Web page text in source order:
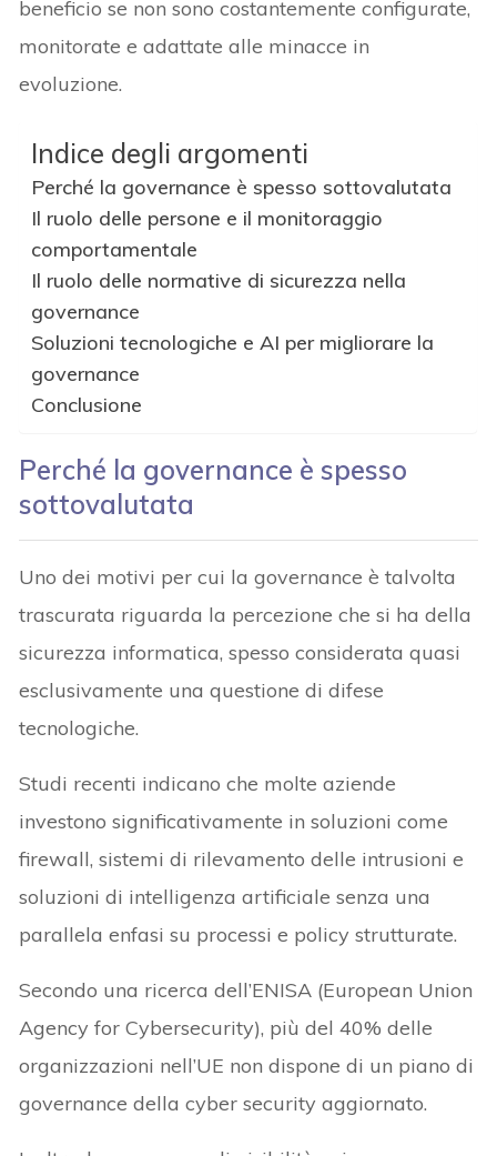
beneficio se non sono costantemente configurate,
monitorate e adattate alle minacce in
evoluzione.
Indice degli argomenti
Perché la governance è spesso sottovalutata
Il ruolo delle persone e il monitoraggio
comportamentale
Il ruolo delle normative di sicurezza nella
governance
Soluzioni tecnologiche e AI per migliorare la
governance
Conclusione
Perché la governance è spesso
sottovalutata
Uno dei motivi per cui la governance è talvolta
trascurata riguarda la percezione che si ha della
sicurezza informatica, spesso considerata quasi
esclusivamente una questione di difese
tecnologiche.
Studi recenti indicano che molte aziende
investono significativamente in soluzioni come
firewall, sistemi di rilevamento delle intrusioni e
soluzioni di intelligenza artificiale senza una
parallela enfasi su processi e policy strutturate.
Secondo una ricerca dell’ENISA (European Union
Agency for Cybersecurity), più del 40% delle
organizzazioni nell’UE non dispone di un piano di
governance della cyber security aggiornato.